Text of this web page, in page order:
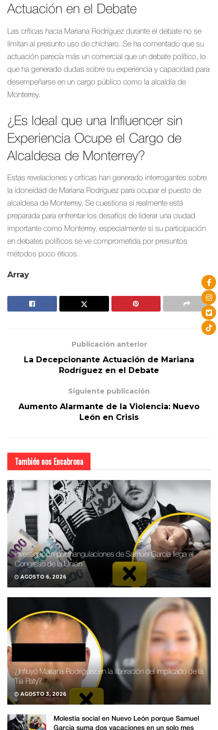
Actuación en el Debate
Las críticas hacia Mariana Rodríguez durante el debate no se
limitan al presunto uso de chícharo. Se ha comentado que su
actuación parecía más un comercial que un debate político, lo
que ha generado dudas sobre su experiencia y capacidad para
desempeñarse en un cargo público como la alcaldía de
Monterrey.
¿Es Ideal que una Influencer sin
Experiencia Ocupe el Cargo de
Alcaldesa de Monterrey?
Estas revelaciones y críticas han generado interrogantes sobre
la idoneidad de Mariana Rodríguez para ocupar el puesto de
alcaldesa de Monterrey. Se cuestiona si realmente está
preparada para enfrentar los desafíos de liderar una ciudad
importante como Monterrey, especialmente si su participación
en debates políticos se ve comprometida por presuntos
métodos poco éticos.
Array
Publicación anterior
La Decepcionante Actuación de Mariana
Rodríguez en el Debate
Siguiente publicación
Aumento Alarmante de la Violencia: Nuevo
León en Crisis
También nos Encabrona
Investigación por triangulaciones de Samuel García llega al
Congreso de la Unión
AGOSTO 6, 2026
¿Influyó Mariana Rodríguez en la liberación del implicado de la
Tía Paty?
AGOSTO 3, 2026
Molestia social en Nuevo León porque Samuel
García suma dos vacaciones en un solo mes